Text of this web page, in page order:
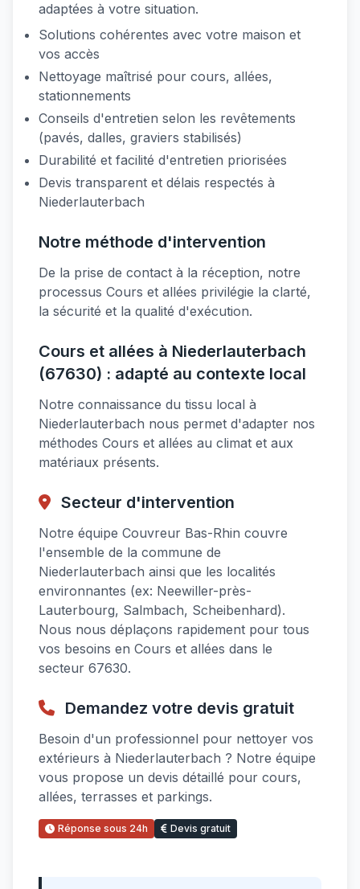
adaptées à votre situation.
Solutions cohérentes avec votre maison et
vos accès
Nettoyage maîtrisé pour cours, allées,
stationnements
Conseils d'entretien selon les revêtements
(pavés, dalles, graviers stabilisés)
Durabilité et facilité d'entretien priorisées
Devis transparent et délais respectés à
Niederlauterbach
Notre méthode d'intervention
De la prise de contact à la réception, notre
processus Cours et allées privilégie la clarté,
la sécurité et la qualité d'exécution.
Cours et allées à Niederlauterbach
(67630) : adapté au contexte local
Notre connaissance du tissu local à
Niederlauterbach nous permet d'adapter nos
méthodes Cours et allées au climat et aux
matériaux présents.
Secteur d'intervention
Notre équipe Couvreur Bas-Rhin couvre
l'ensemble de la commune de
Niederlauterbach ainsi que les localités
environnantes (ex: Neewiller-près-
Lauterbourg, Salmbach, Scheibenhard).
Nous nous déplaçons rapidement pour tous
vos besoins en Cours et allées dans le
secteur 67630.
Demandez votre devis gratuit
Besoin d'un professionnel pour nettoyer vos
extérieurs à Niederlauterbach ? Notre équipe
vous propose un devis détaillé pour cours,
allées, terrasses et parkings.
Réponse sous 24h Devis gratuit